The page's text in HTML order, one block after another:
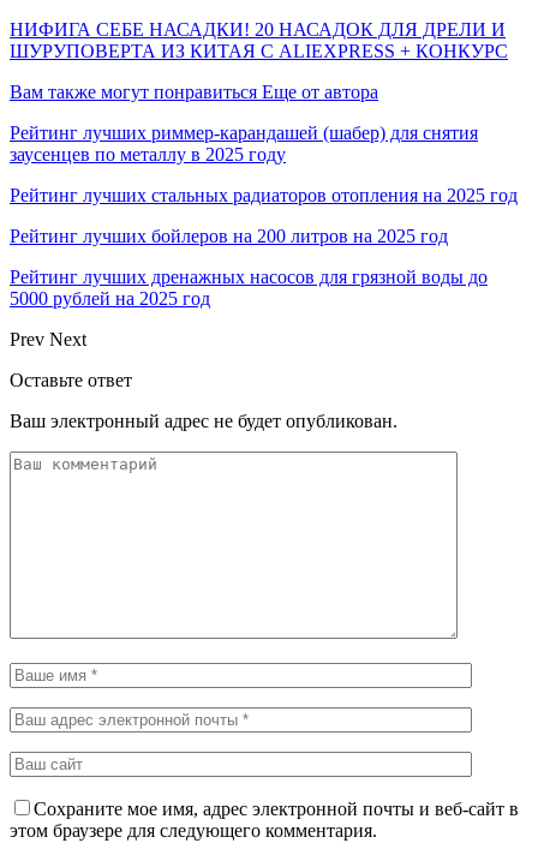
НИФИГА СЕБЕ НАСАДКИ! 20 НАСАДОК ДЛЯ ДРЕЛИ И
ШУРУПОВЕРТА ИЗ КИТАЯ С ALIEXPRESS + КОНКУРС
Вам также могут понравиться Еще от автора
Рейтинг лучших риммер-карандашей (шабер) для снятия
заусенцев по металлу в 2025 году
Рейтинг лучших стальных радиаторов отопления на 2025 год
Рейтинг лучших бойлеров на 200 литров на 2025 год
Рейтинг лучших дренажных насосов для грязной воды до
5000 рублей на 2025 год
Prev Next
Оставьте ответ
Ваш электронный адрес не будет опубликован.
Сохраните мое имя, адрес электронной почты и веб-сайт в
этом браузере для следующего комментария.